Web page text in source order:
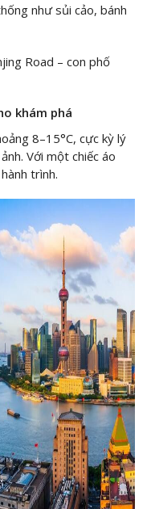
như sủi cảo, bánh
Road – con phố
khám phá
8–15°C, cực kỳ lý
Với một chiếc áo
trình.